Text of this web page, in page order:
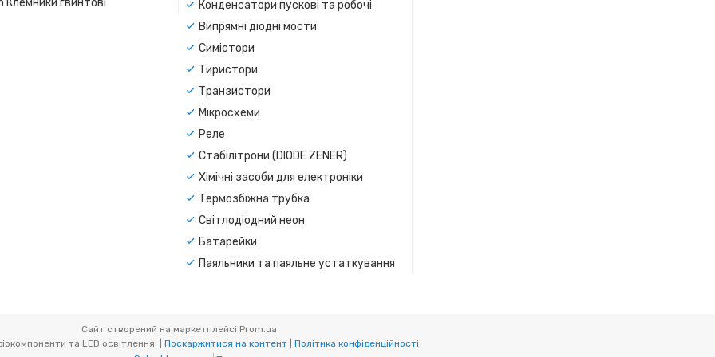
Клемники гвинтові
Конденсатори пускові та робочі
Випрямні діодні мости
Симістори
Тиристори
Транзистори
Мікросхеми
Реле
Стабілітрони (DIODE ZENER)
Хімічні засоби для електроніки
Термозбіжна трубка
Світлодіодний неон
Батарейки
Паяльники та паяльне устаткування
Сайт створений на маркетплейсі Prom.ua
Поскаржитися на контент
Політика конфіденційності